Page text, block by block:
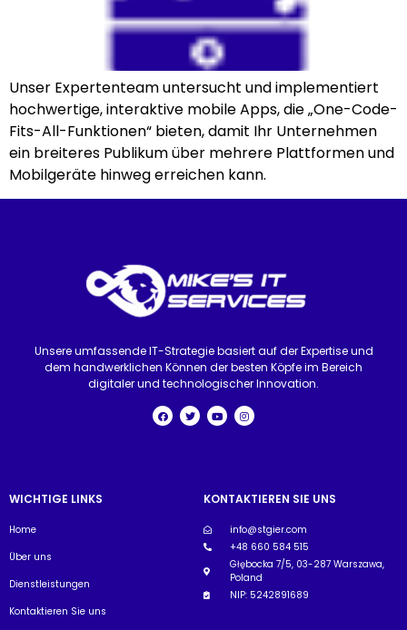
Unser Expertenteam untersucht und implementiert
hochwertige, interaktive mobile Apps, die „One-Code-
Fits-All-Funktionen“ bieten, damit Ihr Unternehmen
ein breiteres Publikum über mehrere Plattformen und
Mobilgeräte hinweg erreichen kann.
Unsere umfassende IT-Strategie basiert auf der Expertise und
dem handwerklichen Können der besten Köpfe im Bereich
digitaler und technologischer Innovation.
WICHTIGE LINKS
Home
Über uns
Dienstleistungen
Kontaktieren Sie uns
KONTAKTIEREN SIE UNS
info@stgier.com
+48 660 584 515
Głębocka 7/5, 03-287 Warszawa,
Poland
NIP: 5242891689